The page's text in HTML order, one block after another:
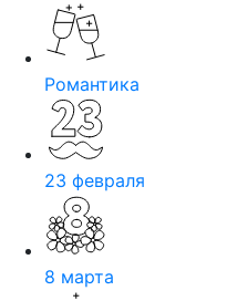
Романтика
23 февраля
8 марта